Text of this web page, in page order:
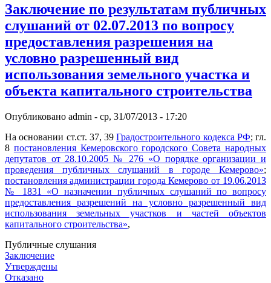
Заключение по результатам публичных
слушаний от 02.07.2013 по вопросу
предоставления разрешения на
условно разрешенный вид
использования земельного участка и
объекта капитального строительства
Опубликовано admin - ср, 31/07/2013 - 17:20
На основании ст.ст. 37, 39Градостроительного кодекса РФ; гл.
8 постановления Кемеровского городского Совета народных
депутатов от 28.10.2005 № 276 «О порядке организации и
проведения публичных слушаний в городе Кемерово»;
постановления администрации города Кемерово от 19.06.2013
№ 1831 «О назначении публичных слушаний по вопросу
предоставления разрешений на условно разрешенный вид
использования земельных участков и частей объектов
капитального строительства»,
Публичные слушания
Заключение
Утверждены
Отказано